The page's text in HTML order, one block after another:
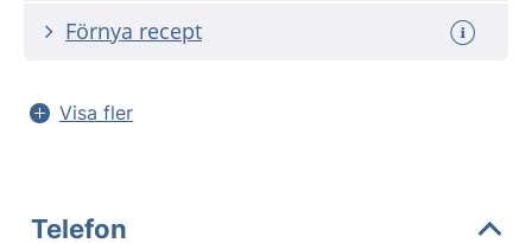
Förnya recept
Visa fler
Telefon